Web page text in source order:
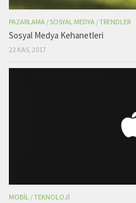
PAZARLAMA /SOSYAL MEDYA /TRENDLER
Sosyal Medya Kehanetleri
22 KAS, 2017
MOBIL /TEKNOLOJI